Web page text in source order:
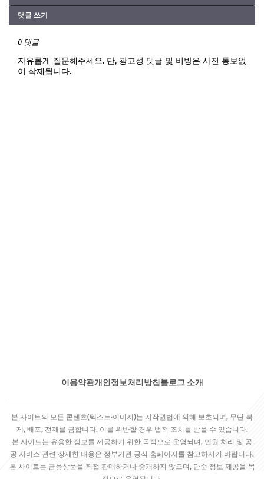
댓글 쓰기
0 댓글
자유롭게 질문해주세요. 단, 광고성 댓글 및 비방은 사전 통보없
이 삭제됩니다.
이용약관개인정보처리방침 블로그 소개
본 사이트의 모든 콘텐츠(텍스트·이미지)는 저작권법에 의해 보호되며, 무단 복
제, 배포, 전재를 금합니다. 이를 위반할 경우 법적 조치를 받을 수 있습니다.
본 사이트는 유용한 정보를 제공하기 위한 목적으로 운영되며, 민원 처리 및 공
공 서비스 관련 상세한 내용은 정부기관 공식 홈페이지를 참고하시기 바랍니다.
본 사이트는 금융상품을 직접 판매하거나 중개하지 않으며, 단순 정보 제공을 목